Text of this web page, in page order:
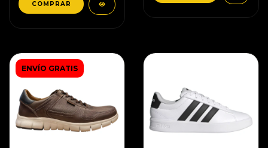
COMPRAR
ENVÍO GRATIS